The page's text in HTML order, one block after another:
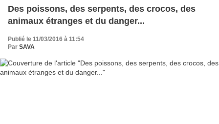
Des poissons, des serpents, des crocos, des
animaux étranges et du danger...
Publié le 11/03/2016 à 11:54
Par SAVA